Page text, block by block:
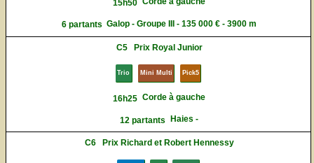
15h50
6 partants Galop - Groupe III - 135 000 € - 3900 m
C5 Prix Royal Junior
Trio Mini Multi Pick5
16h25 Corde à gauche
12 partants Haies -
C6 Prix Richard et Robert Hennessy